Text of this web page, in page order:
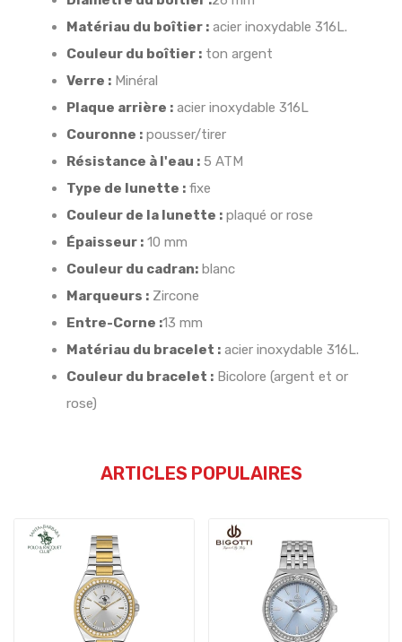
Matériau du boîtier : acier inoxydable 316L.
Couleur du boîtier : ton argent
Verre : Minéral
Plaque arrière : acier inoxydable 316L
Couronne : pousser/tirer
Résistance à l'eau : 5 ATM
Type de lunette : fixe
Couleur de la lunette : plaqué or rose
Épaisseur : 10 mm
Couleur du cadran: blanc
Marqueurs : Zircone
Entre-Corne :13 mm
Matériau du bracelet : acier inoxydable 316L.
Couleur du bracelet : Bicolore (argent et or
rose)
ARTICLES POPULAIRES